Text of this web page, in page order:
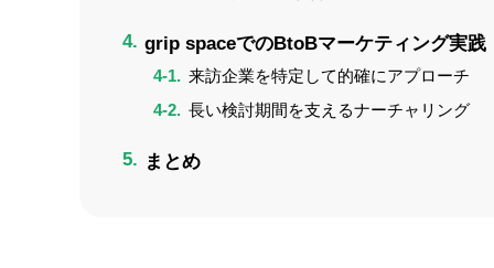
grip spaceでのBtoBマーケティング実践
来訪企業を特定して的確にアプローチ
長い検討期間を支えるナーチャリング
まとめ